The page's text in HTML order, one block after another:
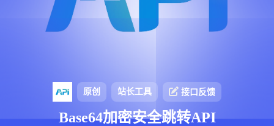
原创 站长工具 接口反馈
Base64加密安全跳转API